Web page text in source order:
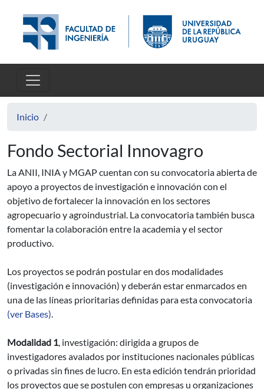
Inicio
Fondo Sectorial Innovagro
La ANII, INIA y MGAP cuentan con su convocatoria abierta de
apoyo a proyectos de investigación e innovación con el
objetivo de fortalecer la innovación en los sectores
agropecuario y agroindustrial. La convocatoria también busca
fomentar la colaboración entre la academia y el sector
productivo.
Los proyectos se podrán postular en dos modalidades
(investigación e innovación) y deberán estar enmarcados en
una de las líneas prioritarias definidas para esta convocatoria
(ver Bases).
Modalidad 1, investigación: dirigida a grupos de
investigadores avalados por instituciones nacionales públicas
o privadas sin fines de lucro. En esta edición tendrán prioridad
los proyectos que se postulen con empresas u organizaciones